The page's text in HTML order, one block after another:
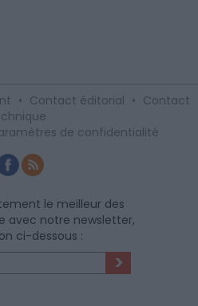
• Contact éditorial • Contact
de confidentialité
le meilleur des
avec notre newsletter,
ci-dessous :
>